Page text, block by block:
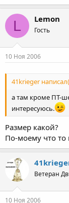
L Lemon
Гость
10 Ноя 2006
41krieger
а там кроме ПТ-
интересуюсь.
Размер какой?
По-моему что
Ветеран
10 Ноя 2006